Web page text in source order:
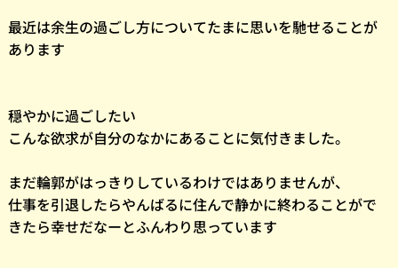
最近は余生の過ごし方についてたまに思いを馳せることが
あります
穏やかに過ごしたい
こんな欲求が自分のなかにあることに気付きました。
まだ輪郭がはっきりしているわけではありませんが、
仕事を引退したらやんばるに住んで静かに終わることがで
きたら幸せだなーとふんわり思っています